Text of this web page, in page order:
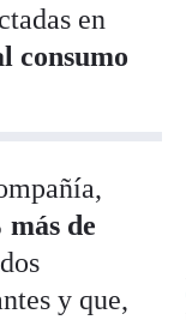
en
consumo
más de
y que,